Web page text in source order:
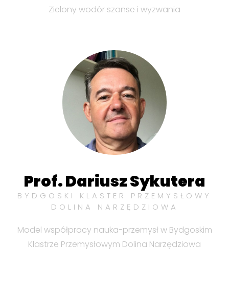
Zielony wodór szanse i wyzwania
Prof. Dariusz Sykutera
BYDGOSKI KLASTER PRZEMYSŁOWY
DOLINA NARZĘDZIOWA
Model współpracy nauka-przemysł w Bydgoskim
Klastrze Przemysłowym Dolina Narzędziowa